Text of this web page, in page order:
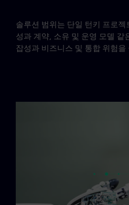
솔루션 범위는 단일 턴키 프로
성과 계약, 소유 및 운영 모델 같
잡성과 비즈니스 및 통합 위험